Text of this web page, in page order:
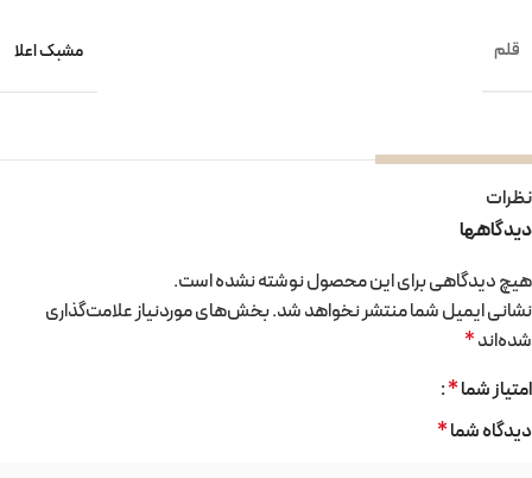
قلم مشبک اعلا
نظرات
دیدگاهها
هیچ دیدگاهی برای این محصول نوشته نشده است.
نشانی ایمیل شما منتشر نخواهد شد.بخش‌های موردنیاز علامت‌گذاری
شده‌اند*
امتیاز شما*
دیدگاه شما*